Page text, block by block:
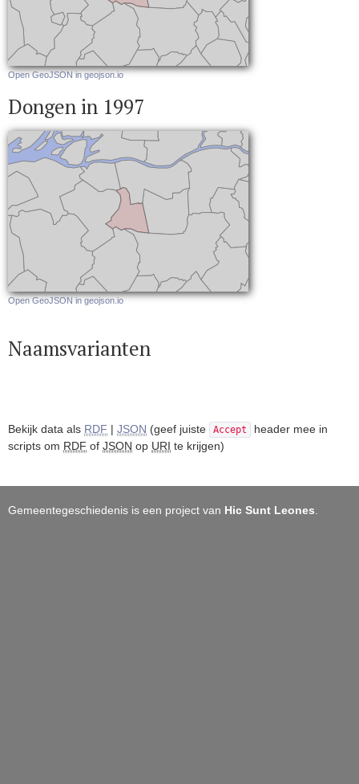
Open GeoJSON in geojson.io
Dongen in 1997
Open GeoJSON in geojson.io
Naamsvarianten
Bekijk data als RDF | JSON (geef juiste Accept
header mee in
scripts om RDF of JSON op URI te krijgen)
Gemeentegeschiedenis is een project van Hic Sunt Leones